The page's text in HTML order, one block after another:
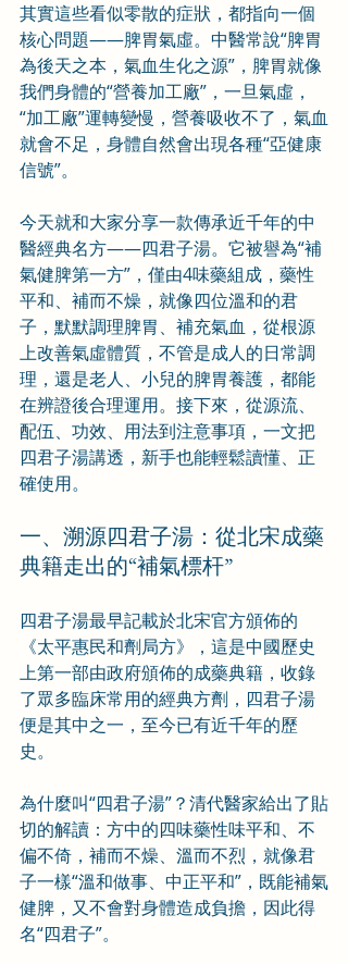
其實這些看似零散的症狀，都指向一個
核心問題——脾胃氣虛。中醫常說“脾胃
為後天之本，氣血生化之源”，脾胃就像
我們身體的“營養加工廠”，一旦氣虛，
“加工廠”運轉變慢，營養吸收不了，氣血
就會不足，身體自然會出現各種“亞健康
信號”。
今天就和大家分享一款傳承近千年的中
醫經典名方——四君子湯。它被譽為“補
氣健脾第一方”，僅由4味藥組成，藥性
平和、補而不燥，就像四位溫和的君
子，默默調理脾胃、補充氣血，從根源
上改善氣虛體質，不管是成人的日常調
理，還是老人、小兒的脾胃養護，都能
在辨證後合理運用。接下來，從源流、
配伍、功效、用法到注意事項，一文把
四君子湯講透，新手也能輕鬆讀懂、正
確使用。
一、溯源四君子湯：從北宋成藥
典籍走出的“補氣標杆”
四君子湯最早記載於北宋官方頒佈的
《太平惠民和劑局方》，這是中國歷史
上第一部由政府頒佈的成藥典籍，收錄
了眾多臨床常用的經典方劑，四君子湯
便是其中之一，至今已有近千年的歷
史。
為什麼叫“四君子湯”？清代醫家給出了貼
切的解讀：方中的四味藥性味平和、不
偏不倚，補而不燥、溫而不烈，就像君
子一樣“溫和做事、中正平和”，既能補氣
健脾，又不會對身體造成負擔，因此得
名“四君子”。